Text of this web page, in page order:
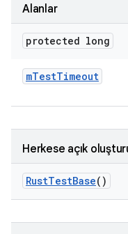
Alanlar
protected long
mTestTimeout
Herkese açık
RustTestBase()